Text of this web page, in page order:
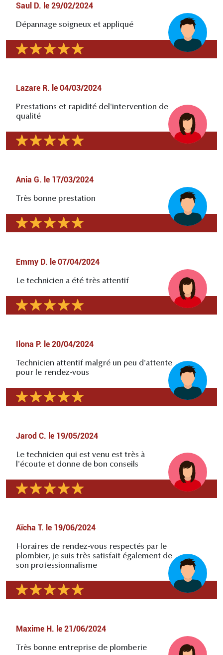
Saul D. le 29/02/2024
Dépannage soigneux et appliqué
Lazare R. le 04/03/2024
Prestations et rapidité del'intervention de
qualité
Ania G. le 17/03/2024
Très bonne prestation
Emmy D. le 07/04/2024
Le technicien a été très attentif
Ilona P. le 20/04/2024
Technicien attentif malgré un peu d'attente
pour le rendez-vous
Jarod C. le 19/05/2024
Le technicien qui est venu est très à
l'écoute et donne de bon conseils
Aïcha T. le 19/06/2024
Horaires de rendez-vous respectés par le
plombier, je suis très satisfait également de
son professionnalisme
Maxime H. le 21/06/2024
Très bonne entreprise de plomberie